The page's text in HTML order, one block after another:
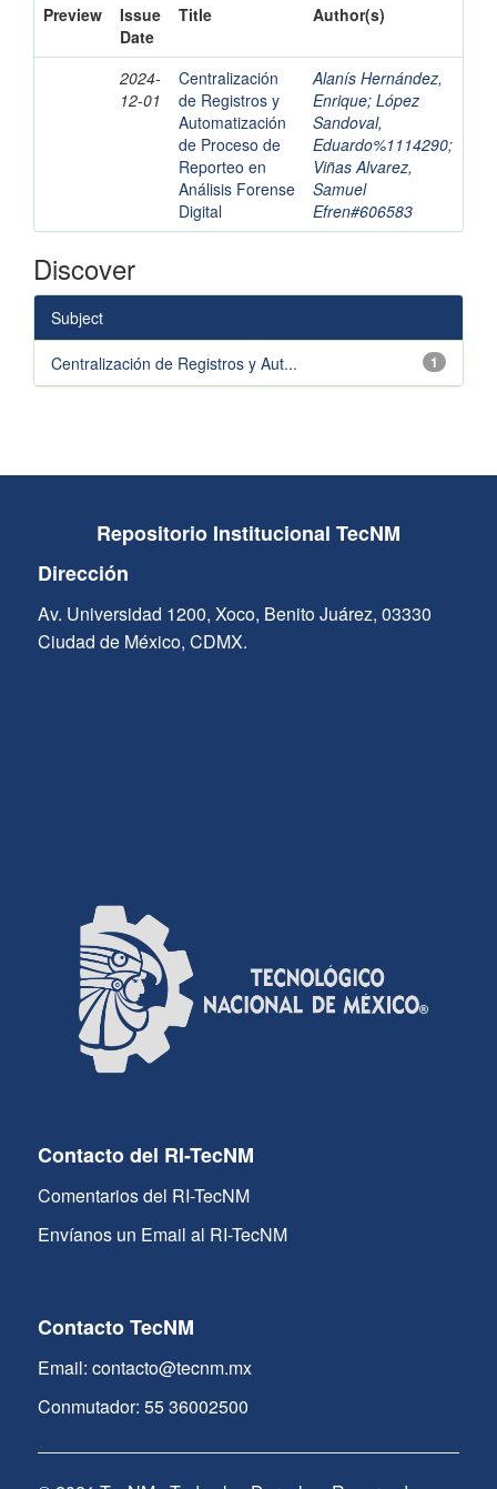
Preview
Issue
Date
Title Author(s)
2024-
12-01
Centralización
de Registros y
Automatización
de Proceso de
Reporteo en
Análisis Forense
Digital
Alanís Hernández,
Enrique; López
Sandoval,
Eduardo%1114290;
Viñas Alvarez,
Samuel
Efren#606583
Discover
Subject
1
Centralización de Registros y Aut...
Repositorio Institucional TecNM
Dirección
Av. Universidad 1200, Xoco, Benito Juárez, 03330
Ciudad de México, CDMX.
Contacto del RI-TecNM
Comentarios del RI-TecNM
Envíanos un Email al RI-TecNM
Contacto TecNM
Email: contacto@tecnm.mx
Conmutador: 55 36002500